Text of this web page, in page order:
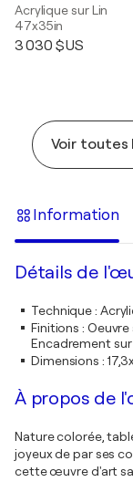
Acrylique sur Lin
47x35in
3 030 $US
Voir toutes
Information
Détails de
Technique:
Finitions : Oeuvre
Encadrement
Dimensions :
À propos de
Nature colorée,
joyeux de par ses
cette œuvre d'art